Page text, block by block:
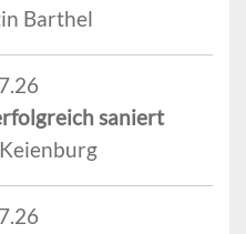
Barthel
saniert